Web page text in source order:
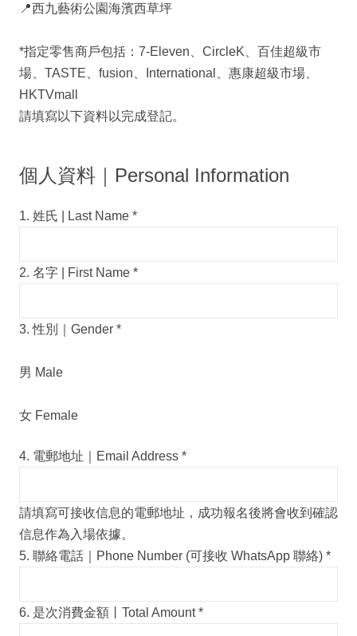
📍西九藝術公園海濱西草坪
*指定零售商戶包括：7-Eleven、CircleK、百佳超級市
場、TASTE、fusion、International、惠康超級市場、
HKTVmall
請填寫以下資料以完成登記。
個人資料｜Personal Information
1. 姓氏 | Last Name *
2. 名字 | First Name *
3. 性別｜Gender *
男 Male
女 Female
4. 電郵地址｜Email Address *
請填寫可接收信息的電郵地址，成功報名後將會收到確認
信息作為入場依據。
5. 聯絡電話｜Phone Number (可接收 WhatsApp 聯絡) *
6. 是次消費金額丨Total Amount*